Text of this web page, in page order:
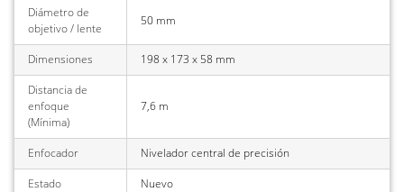
Diámetro de
objetivo / lente
50 mm
Dimensiones
198 x 173 x 58 mm
Distancia de
enfoque
(Mínima)
7,6 m
Enfocador
Nivelador central de precisión
Estado
Nuevo